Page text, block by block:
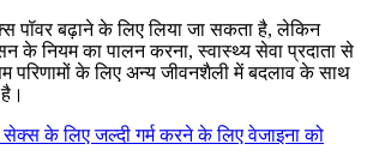
पॉवर बढ़ाने के लिए लिया जा सकता है, लेकिन
के नियम का पालन करना, स्वास्थ्य सेवा प्रदाता से
परिणामों के लिए अन्य जीवनशैली में बदलाव के साथ
के लिए जल्दी गर्म करने के लिए वेजाइना को